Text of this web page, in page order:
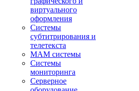
виртуального
оформления
Системы
субтитрирования и
телетекста
MAM системы
Системы
мониторинга
Серверное